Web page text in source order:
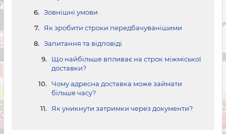
Зовнішні умови
Як зробити строки передбачуванішими
Запитання та відповіді
Що найбільше впливає на строк міжміської
доставки?
Чому адресна доставка може займати
більше часу?
Як уникнути затримки через документи?